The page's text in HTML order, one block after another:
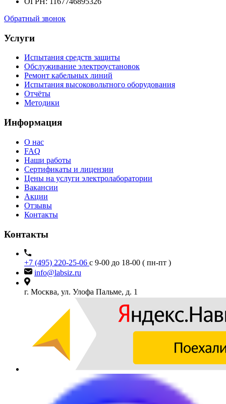
Обратный звонок
Услуги
Испытания средств защиты
Обслуживание электроустановок
Ремонт кабельных линий
Испытания высоковольтного оборудования
Отчёты
Методики
Информация
О нас
FAQ
Наши работы
Сертификаты и лицензии
Цены на услуги электролаборатории
Вакансии
Акции
Отзывы
Контакты
Контакты
+7 (495) 220-25-06 с 9-00 до 18-00 ( пн-пт )
info@labsiz.ru
г. Москва, ул. Улофа Пальме, д. 1